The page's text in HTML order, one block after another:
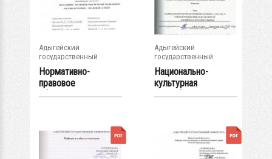
Адыгейский
государственный
университет
Нормативно-
правовое
обеспечение
Адыгейский
государственный
университет
Национально-
культурная
специфика концепта